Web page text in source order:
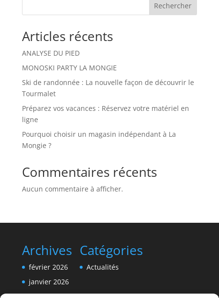
Rechercher
Articles récents
ANALYSE DU PIED
MONOSKI PARTY LA MONGIE
Ski de randonnée : La nouvelle façon de découvrir le
Tourmalet
Préparez vos vacances : Réservez votre matériel en
ligne
Pourquoi choisir un magasin indépendant à La
Mongie ?
Commentaires récents
Aucun commentaire à afficher.
Archives
février 2026
janvier 2026
Catégories
Actualités